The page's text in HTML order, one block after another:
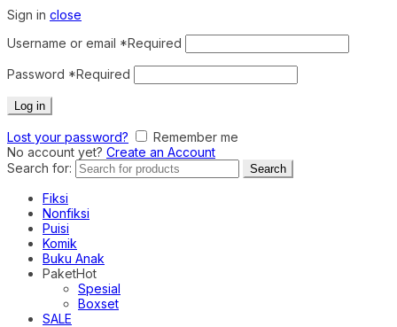
Sign in close
Username or email *Required
Password *Required
Log in
Lost your password?
Remember me
No account yet? Create an Account
Search for:
Search
Fiksi
Nonfiksi
Puisi
Komik
Buku Anak
PaketHot
Spesial
Boxset
SALE